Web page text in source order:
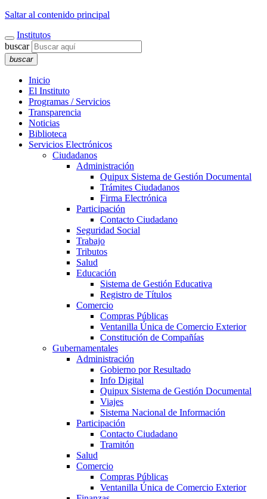
Saltar al contenido principal
Institutos
buscar
buscar
Inicio
El Instituto
Programas / Servicios
Transparencia
Noticias
Biblioteca
Servicios Electrónicos
Ciudadanos
Administración
Quipux Sistema de Gestión Documental
Trámites Ciudadanos
Firma Electrónica
Participación
Contacto Ciudadano
Seguridad Social
Trabajo
Tributos
Salud
Educación
Sistema de Gestión Educativa
Registro de Títulos
Comercio
Compras Públicas
Ventanilla Única de Comercio Exterior
Constitución de Compañías
Gubernamentales
Administración
Gobierno por Resultado
Info Digital
Quipux Sistema de Gestión Documental
Viajes
Sistema Nacional de Información
Participación
Contacto Ciudadano
Tramitón
Salud
Comercio
Compras Públicas
Ventanilla Única de Comercio Exterior